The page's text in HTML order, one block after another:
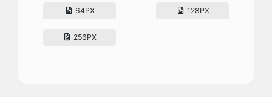
64PX 128PX
256PX